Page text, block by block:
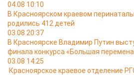
04.08 10:10
В Красноярском краевом
родились 412 детей
03.08 20:37
В Красноярске Владимир Путин
финала конкурса «Большая
03.08 14:25
Красноярское краевое отделение